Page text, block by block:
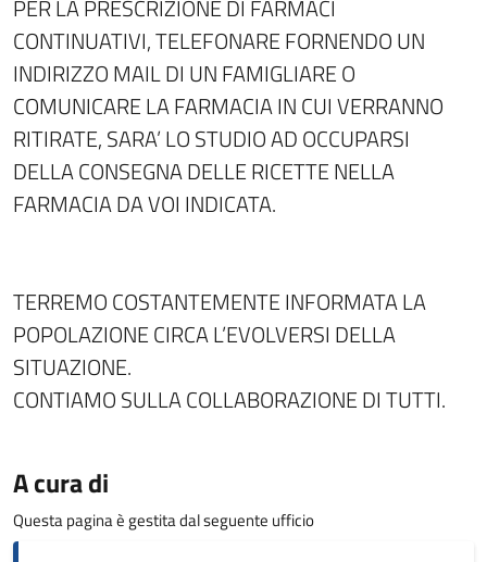
PER LA PRESCRIZIONE DI FARMACI
CONTINUATIVI, TELEFONARE FORNENDO UN
INDIRIZZO MAIL DI UN FAMIGLIARE O
COMUNICARE LA FARMACIA IN CUI VERRANNO
RITIRATE, SARA’ LO STUDIO AD OCCUPARSI
DELLA CONSEGNA DELLE RICETTE NELLA
FARMACIA DA VOI INDICATA.
TERREMO COSTANTEMENTE INFORMATA LA
POPOLAZIONE CIRCA L’EVOLVERSI DELLA
SITUAZIONE.
CONTIAMO SULLA COLLABORAZIONE DI TUTTI.
A cura di
Questa pagina è gestita dal seguente ufficio